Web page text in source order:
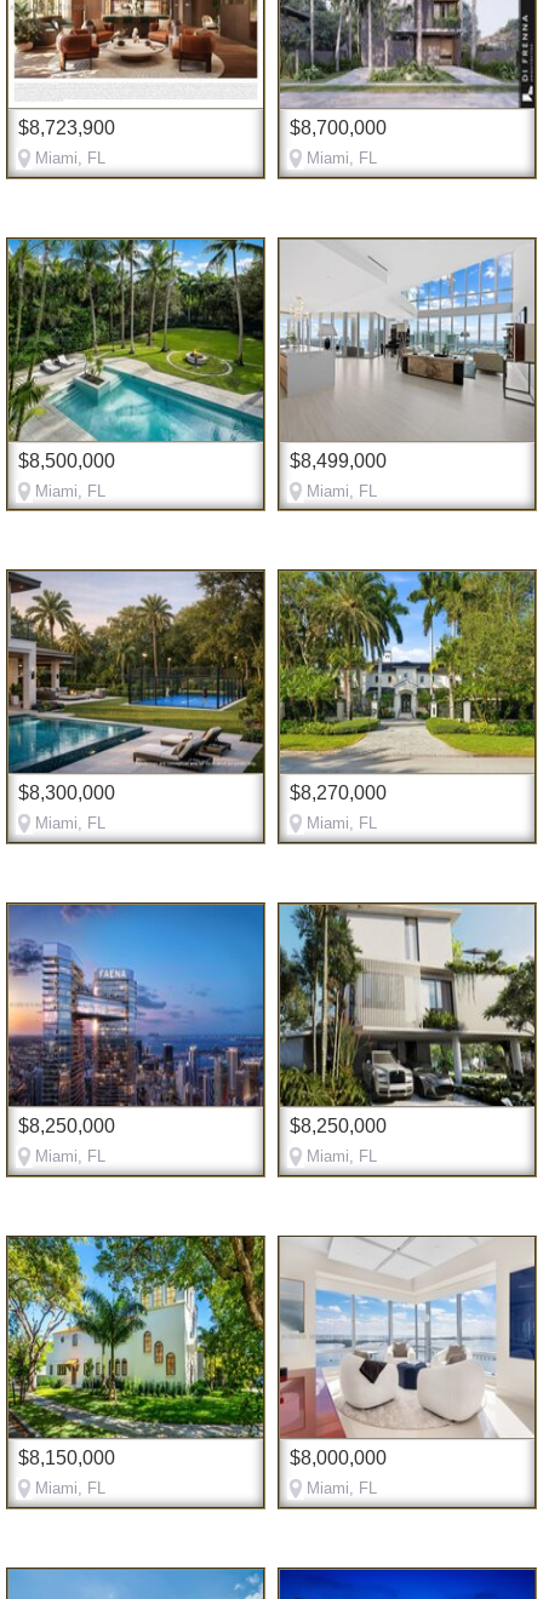
$8,723,900
Miami, FL
$8,700,000
Miami, FL
$8,500,000
Miami, FL
$8,499,000
Miami, FL
$8,300,000
Miami, FL
$8,270,000
Miami, FL
$8,250,000
Miami, FL
$8,250,000
Miami, FL
$8,150,000
Miami, FL
$8,000,000
Miami, FL